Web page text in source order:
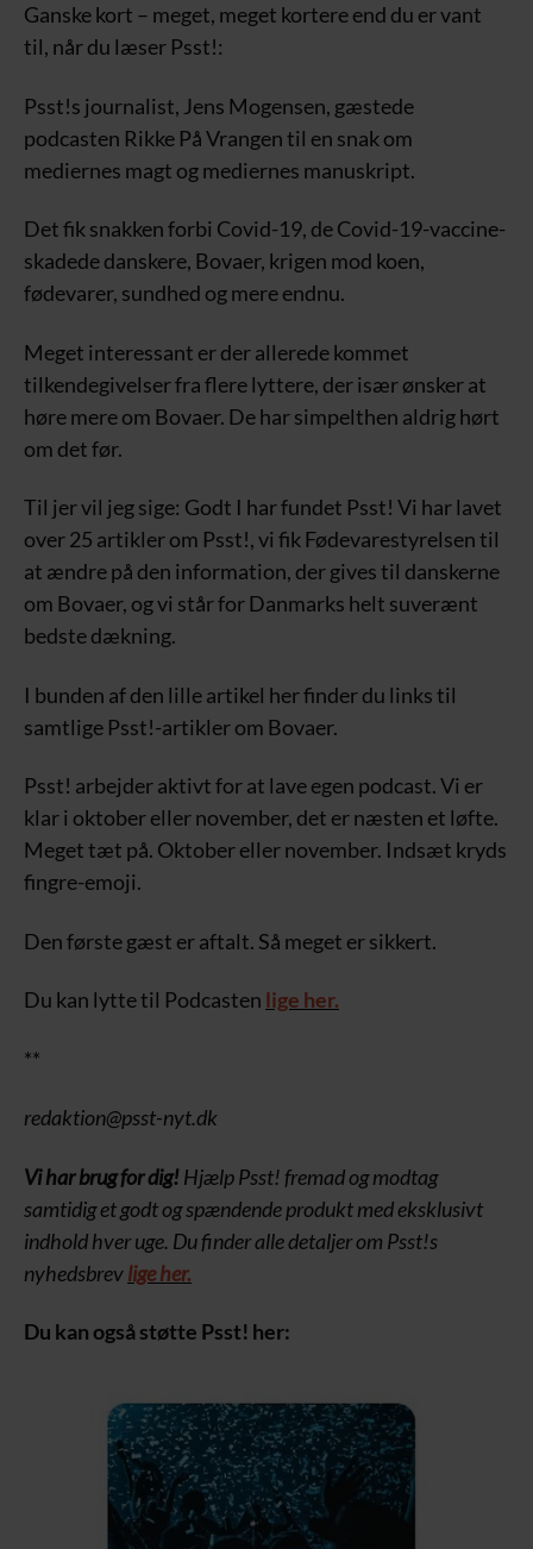
Ganske kort – meget, meget kortere end du er vant
til, når du læser Psst!:
Psst!s journalist, Jens Mogensen, gæstede
podcasten Rikke På Vrangen til en snak om
mediernes magt og mediernes manuskript.
Det fik snakken forbi Covid-19, de Covid-19-vaccine-
skadede danskere, Bovaer, krigen mod koen,
fødevarer, sundhed og mere endnu.
Meget interessant er der allerede kommet
tilkendegivelser fra flere lyttere, der især ønsker at
høre mere om Bovaer. De har simpelthen aldrig hørt
om det før.
Til jer vil jeg sige: Godt I har fundet Psst! Vi har lavet
over 25 artikler om Psst!, vi fik Fødevarestyrelsen til
at ændre på den information, der gives til danskerne
om Bovaer, og vi står for Danmarks helt suverænt
bedste dækning.
I bunden af den lille artikel her finder du links til
samtlige Psst!-artikler om Bovaer.
Psst! arbejder aktivt for at lave egen podcast. Vi er
klar i oktober eller november, det er næsten et løfte.
Meget tæt på. Oktober eller november. Indsæt kryds
fingre-emoji.
Den første gæst er aftalt. Så meget er sikkert.
Du kan lytte til Podcasten lige her.
**
redaktion@psst-nyt.dk
Vi har brug for dig! Hjælp Psst! fremad og modtag
samtidig et godt og spændende produkt med eksklusivt
indhold hver uge. Du finder alle detaljer om Psst!s
nyhedsbrevlige her.
Du kan også støtte Psst! her: